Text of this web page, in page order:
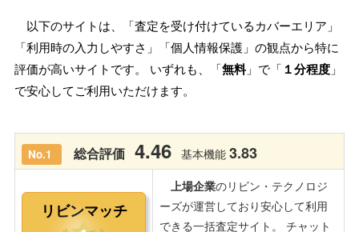
以下のサイトは、「査定を受け付けているカバーエリア」
「利用時の入力しやすさ」「個人情報保護」の観点から特に
評価が高いサイトです。 いずれも、「無料」で「 １分程度 」
で安心してご利用いただけます。